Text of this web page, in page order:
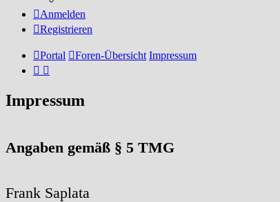
Anmelden
Registrieren
Portal Foren-Übersicht Impressum
Impressum
Angaben gemäß § 5 TMG
Frank Saplata